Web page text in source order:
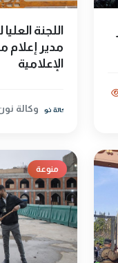
اللجنة
مدير إعلام
الإعلامية
وكالة
منوعة